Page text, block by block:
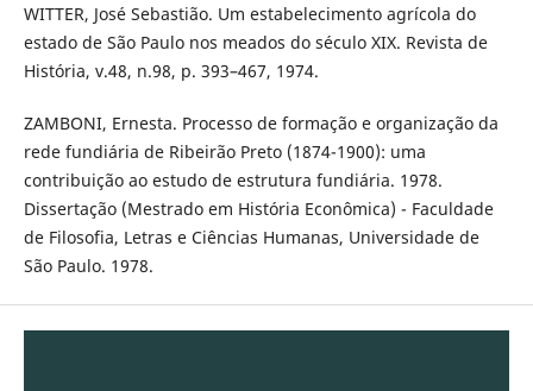
WITTER, José Sebastião. Um estabelecimento agrícola do
estado de São Paulo nos meados do século XIX. Revista de
História, v.48, n.98, p. 393–467, 1974.
ZAMBONI, Ernesta. Processo de formação e organização da
rede fundiária de Ribeirão Preto (1874-1900): uma
contribuição ao estudo de estrutura fundiária. 1978.
Dissertação (Mestrado em História Econômica) - Faculdade
de Filosofia, Letras e Ciências Humanas, Universidade de
São Paulo. 1978.